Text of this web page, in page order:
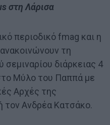
στη Λάρισα
περιοδικό fmag και η
τη
διάρκειας 4
Μύλο του Παππά με
Αρχές της
τον Ανδρέα Κατσάκο.